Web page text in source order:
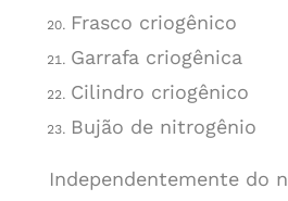
Frasco criogênico
Garrafa criogênica
Cilindro criogênico
Bujão de nitrogênio
Independentemente do